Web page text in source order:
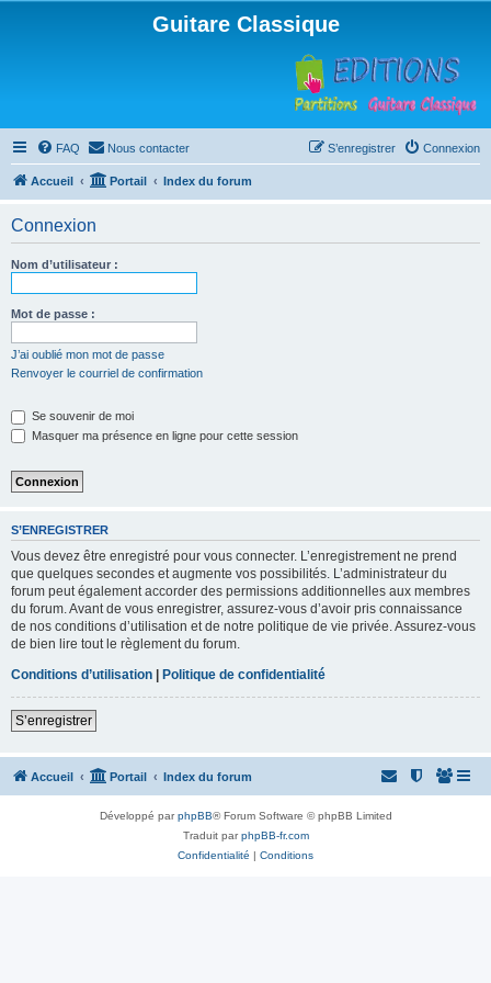
Guitare Classique
FAQ Nous contacter Connexion
S’enregistrer
Accueil Portail Index du forum
Connexion
Nom d’utilisateur :
Mot de passe :
J’ai oublié mon mot de passe
Renvoyer le courriel de confirmation
Se souvenir de moi
Masquer ma présence en ligne pour cette session
S’ENREGISTRER
Vous devez être enregistré pour vous connecter. L’enregistrement ne prend
que quelques secondes et augmente vos possibilités. L’administrateur du
forum peut également accorder des permissions additionnelles aux membres
du forum. Avant de vous enregistrer, assurez-vous d’avoir pris connaissance
de nos conditions d’utilisation et de notre politique de vie privée. Assurez-vous
de bien lire tout le règlement du forum.
Conditions d’utilisation | Politique de confidentialité
S’enregistrer
Accueil Portail Index du forum
Développé parphpBB® Forum Software © phpBB Limited
Traduit parphpBB-fr.com
Confidentialité | Conditions